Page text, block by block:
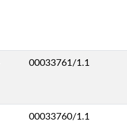
00033761/1.1
00033760/1.1